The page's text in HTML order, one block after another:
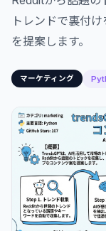
トレンドで裏付
を提案します。
マーケティング